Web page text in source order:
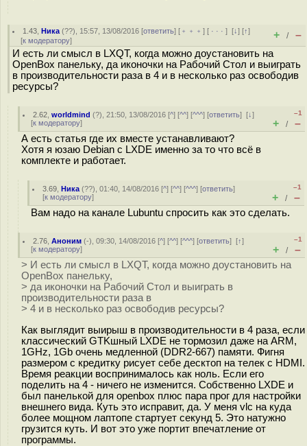
1.43 ,Ника (??), 15:57, 13/08/2016 [ответить] [ ﹢﹢﹢] [ · · ·][↓] [↑]
[к модератору] + / –
И есть ли смысл в LXQT, когда можно доустановить на
OpenBox панельку, да иконочки на Рабочий Стол и выиграть
в производительности раза в 4 и в несколько раз освободив
ресурсы?
2.62 ,worldmind (?), 21:50, 13/08/2016 [^] [^^] [^^^] [ответить][↓]
[к модератору]
–1
+ / –
А есть статья где их вместе устанавливают?
Хотя я юзаю Debian с LXDE именно за то что всё в
комплекте и работает.
3.69 ,Ника (??), 01:40, 14/08/2016 [^] [^^] [^^^] [ответить]
[к модератору]
–1
+ / –
Вам надо на канале Lubuntu спросить как это сделать.
2.76 ,Аноним (-), 09:30, 14/08/2016 [^] [^^] [^^^] [ответить][↑]
[к модератору]
–1
+ / –
> И есть ли смысл в LXQT, когда можно доустановить на
OpenBox панельку,
> да иконочки на Рабочий Стол и выиграть в
производительности раза в
> 4 и в несколько раз освободив ресурсы?
Как выглядит выирыш в производительности в 4 раза, если
классический GTKшный LXDE не тормозил даже на ARM,
1GHz, 1Gb очень медленной (DDR2-667) памяти. Фигня
размером с кредитку рисует себе десктоп на телек с HDMI.
Время реакции воспринималось как ноль. Если его
поделить на 4 - ничего не изменится. Собственно LXDE и
был панелькой для openbox плюс пара прог для настройки
внешнего вида. Куть это исправит, да. У меня vlc на куда
более мощном лаптопе стартует секунд 5. Это натужно
грузится куть. И вот это уже портит впечатление от
программы.